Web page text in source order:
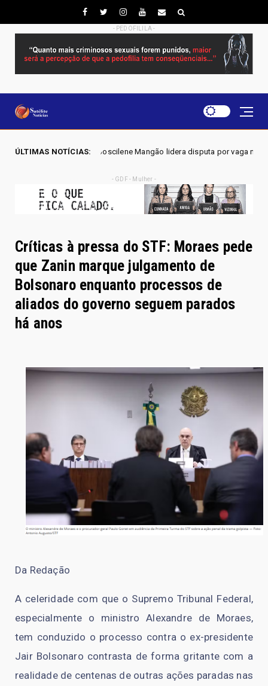
- PEDOFILILA -
ÚLTIMAS NOTÍCIAS:
Mangão lidera disputa por vaga na Alego em Novo Gama, aponta
- GDF - Mulher -
Críticas à pressa do STF: Moraes pede
que Zanin marque julgamento de
Bolsonaro enquanto processos de
aliados do governo seguem parados
há anos
Da Redação
A celeridade com que o Supremo Tribunal Federal,
especialmente o ministro Alexandre de Moraes,
tem conduzido o processo contra o ex-presidente
Jair Bolsonaro contrasta de forma gritante com a
realidade de centenas de outras ações paradas nas